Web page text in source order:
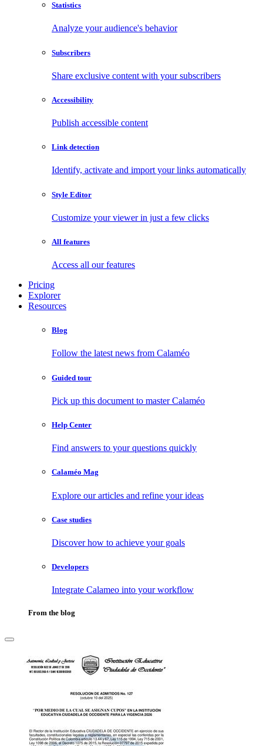
Statistics
Analyze your audience's behavior
Subscribers
Share exclusive content with your subscribers
Accessibility
Publish accessible content
Link detection
Identify, activate and import your links automatically
Style Editor
Customize your viewer in just a few clicks
All features
Access all our features
Pricing
Explorer
Resources
Blog
Follow the latest news from Calaméo
Guided tour
Pick up this document to master Calaméo
Help Center
Find answers to your questions quickly
Calaméo Mag
Explore our articles and refine your ideas
Case studies
Discover how to achieve your goals
Developers
Integrate Calameo into your workflow
From the blog